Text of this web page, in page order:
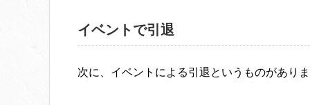
イベントで引退
次に、イベントによる引退というものがあり